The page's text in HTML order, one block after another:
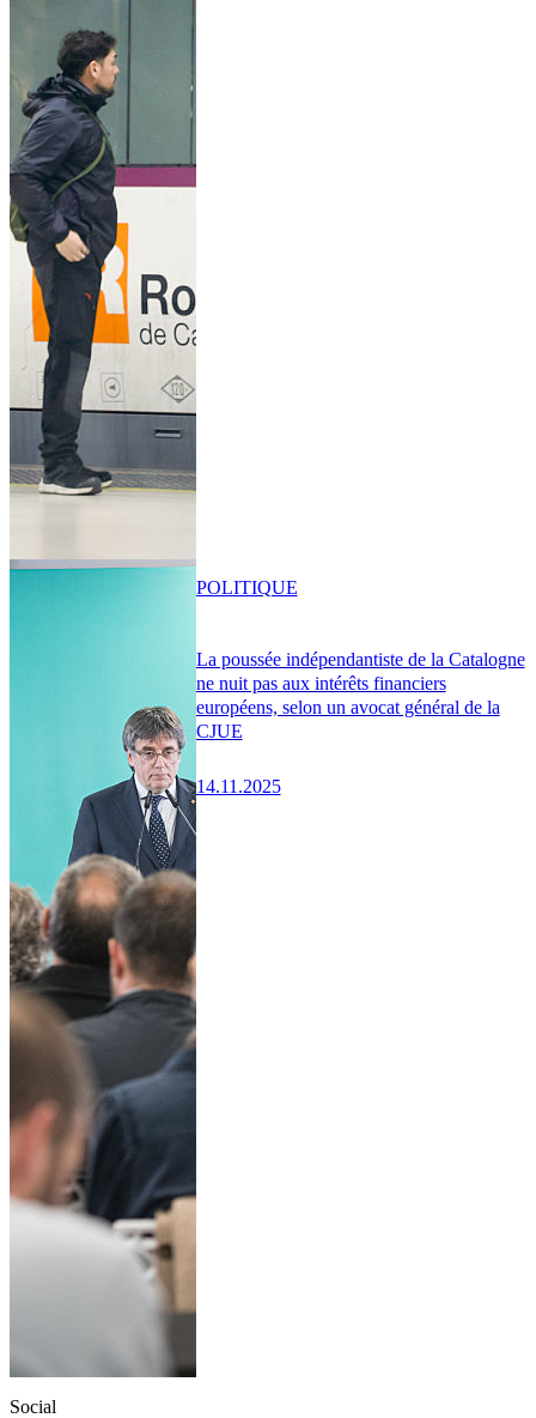
La poussée indépendantiste de la Catalogne
ne nuit pas aux intérêts financiers
européens, selon un avocat général de la
CJUE
14.11.2025
POLITIQUE
Social